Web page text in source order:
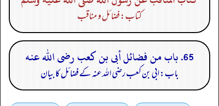
کتاب: فضائل و مناقب
65. باب من فضائل أبى بن كعب رضى الله عنه
باب: ابی بن کعب رضی الله عنہ کے فضائل کا بیان